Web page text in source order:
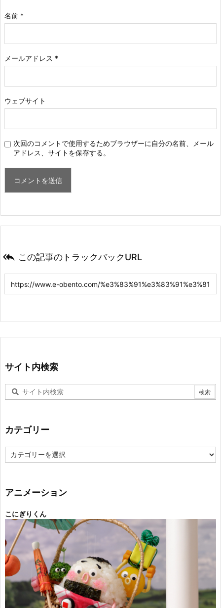
名前 *
メールアドレス *
ウェブサイト
次回のコメントで使用するためブラウザーに自分の名前、メール
アドレス、サイトを保存する。
 この記事のトラックバックURL
サイト内検索
カテゴリー
テ
ー
アニメーション
こにぎりくん